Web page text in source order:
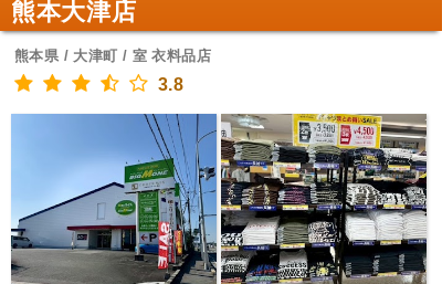
熊本大津店
熊本県 / 大津町 / 室 衣料品店
3.8